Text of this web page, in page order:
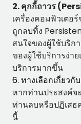
2. คุกกี้ถาวร
เครื่องคอมพิวเตอ
ถูกลบทิ้ง
สนใจของผู้ใช้บริก
ของผู้ใช้บริการง่า
บริการมากขึ้น
6. ทางเลือกเกี่ยวกั
หากท่านประสงค์จ
ท่านลบหรือปฏิเสธ
นี้